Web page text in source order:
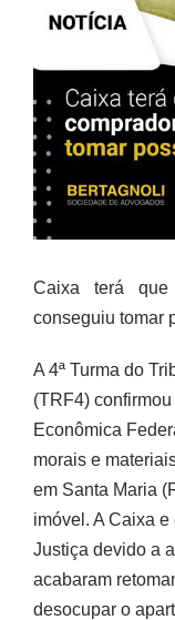
Caixa terá que
conseguiu tomar
A 4ª Turma do
(TRF4)
Econômica
morais e
em Santa Maria
imóvel. A Caixa
Justiça devido a
acabaram
desocupar o